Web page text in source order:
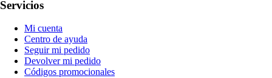
Servicios
Mi cuenta
Centro de ayuda
Seguir mi pedido
Devolver mi pedido
Códigos promocionales